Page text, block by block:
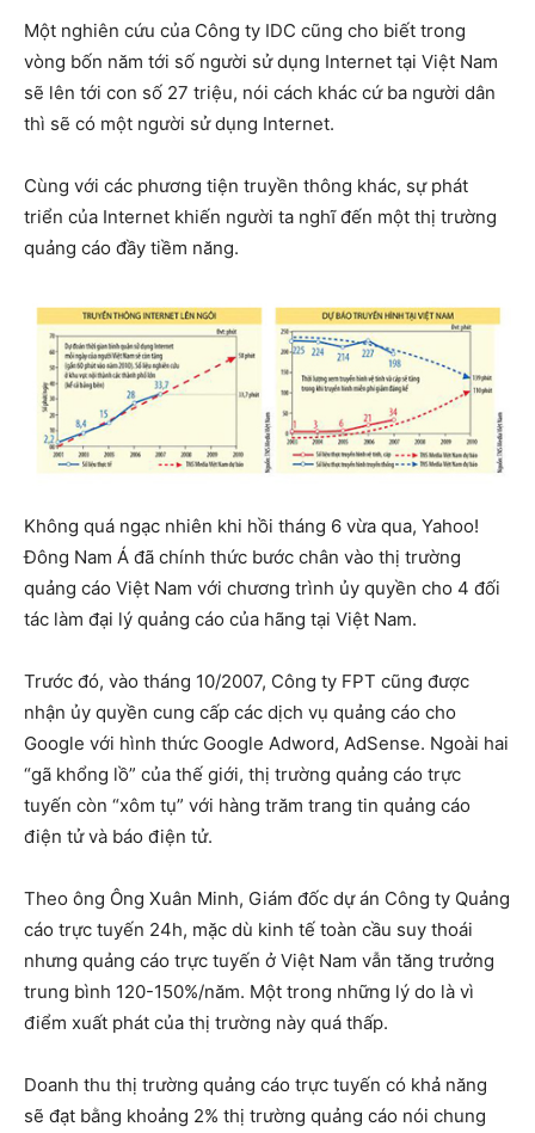
Một nghiên cứu của Công ty IDC cũng cho biết trong
vòng bốn năm tới số người sử dụng Internet tại Việt Nam
sẽ lên tới con số 27 triệu, nói cách khác cứ ba người dân
thì sẽ có một người sử dụng Internet.
Cùng với các phương tiện truyền thông khác, sự phát
triển của Internet khiến người ta nghĩ đến một thị trường
quảng cáo đầy tiềm năng.
Không quá ngạc nhiên khi hồi tháng 6 vừa qua, Yahoo!
Đông Nam Á đã chính thức bước chân vào thị trường
quảng cáo Việt Nam với chương trình ủy quyền cho 4 đối
tác làm đại lý quảng cáo của hãng tại Việt Nam.
Trước đó, vào tháng 10/2007, Công ty FPT cũng được
nhận ủy quyền cung cấp các dịch vụ quảng cáo cho
Google với hình thức Google Adword, AdSense. Ngoài hai
“gã khổng lồ” của thế giới, thị trường quảng cáo trực
tuyến còn “xôm tụ” với hàng trăm trang tin quảng cáo
điện tử và báo điện tử.
Theo ông Ông Xuân Minh, Giám đốc dự án Công ty Quảng
cáo trực tuyến 24h, mặc dù kinh tế toàn cầu suy thoái
nhưng quảng cáo trực tuyến ở Việt Nam vẫn tăng trưởng
trung bình 120-150%/năm. Một trong những lý do là vì
điểm xuất phát của thị trường này quá thấp.
Doanh thu thị trường quảng cáo trực tuyến có khả năng
sẽ đạt bằng khoảng 2% thị trường quảng cáo nói chung